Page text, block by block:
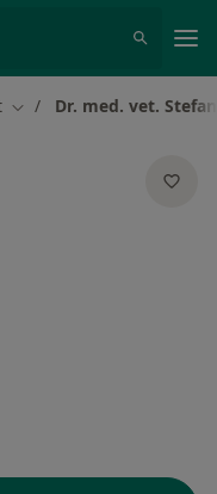
Stadt ändern
Dr. med. vet.